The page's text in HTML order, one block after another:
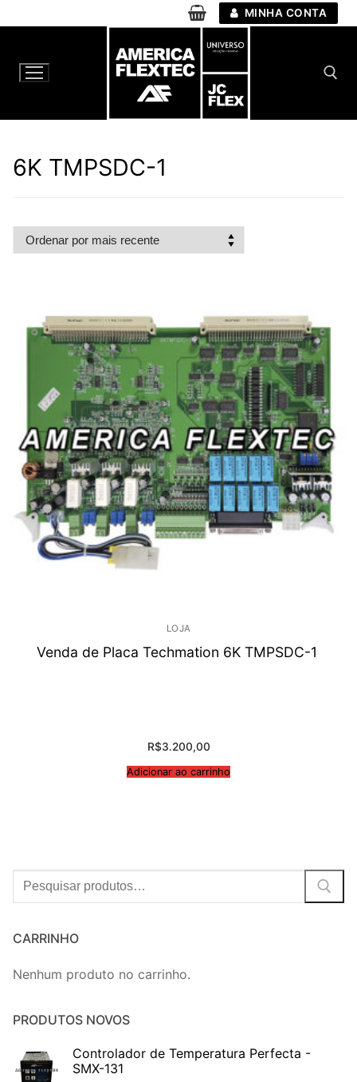
para
conteúdo
MINHA CONTA
6K TMPSDC-1
LOJA
Venda de Placa Techmation 6K TMPSDC-1
R$3.200,00
Adicionar ao carrinho
Procurar:
CARRINHO
Nenhum produto no carrinho.
PRODUTOS NOVOS
Controlador de Temperatura Perfecta -
SMX-131